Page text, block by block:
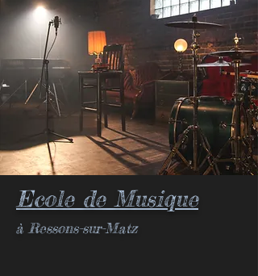
Zik O' Matz Festival
Nouveau: Cours de chant
Les 7 notes recrute
Ecole de Musique
à Ressons-sur-Matz